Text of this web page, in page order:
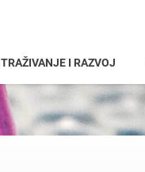
I RAZVOJ